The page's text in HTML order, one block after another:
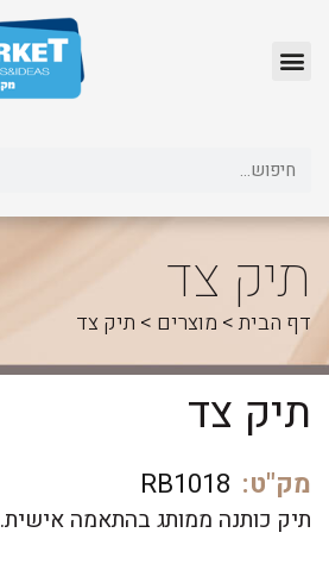
תיק צד
דף הבית> מוצרים > תיק צד
תיק צד
מק"ט: RB1018
תיק כותנה ממותג בהתאמה אישית.